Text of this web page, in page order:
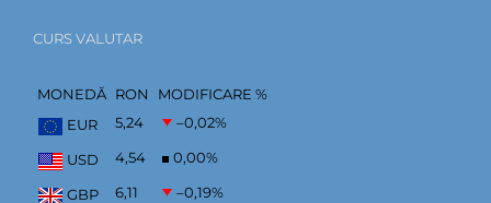
CURS VALUTAR
MONEDĂ RON
MODIFICARE %
EUR
5,24 –0,02%
USD 4,54 0,00%
GBP 6,11 –0,19%